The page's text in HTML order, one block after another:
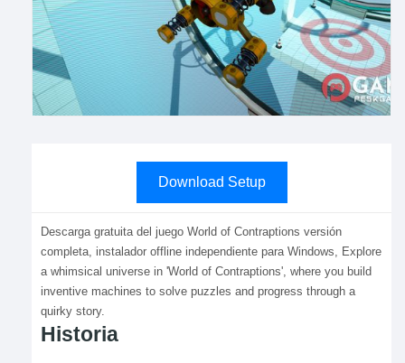
Download Setup
Descarga gratuita del juego World of Contraptions versión
completa, instalador offline independiente para Windows, Explore
a whimsical universe in 'World of Contraptions', where you build
inventive machines to solve puzzles and progress through a
quirky story.
Historia